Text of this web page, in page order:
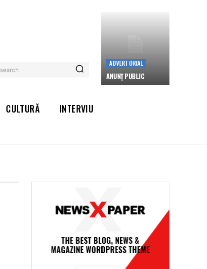
search
ADVERTORIAL
ANUNȚ PUBLIC
CULTURĂ
INTERVIU